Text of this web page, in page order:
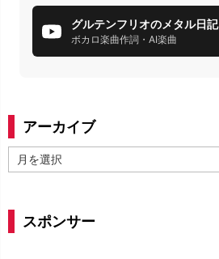
グルテンフリオのメタル日記
ボカロ楽曲作詞・AI楽曲
アーカイブ
ー
スポンサー